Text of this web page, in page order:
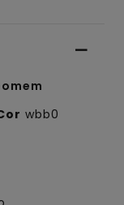
wbb0